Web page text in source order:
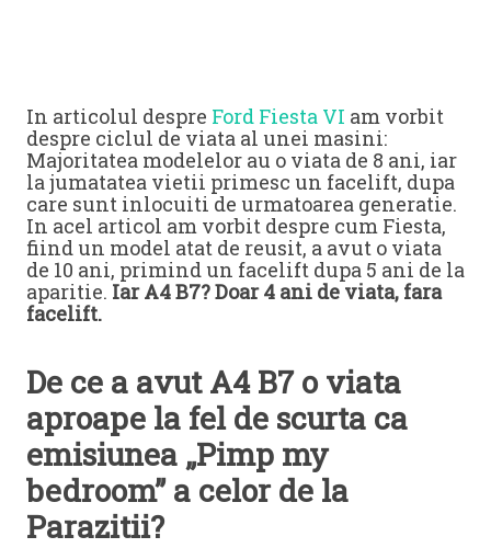
In articolul despre Ford Fiesta VI am vorbit
despre ciclul de viata al unei masini:
Majoritatea modelelor au o viata de 8 ani, iar
la jumatatea vietii primesc un facelift, dupa
care sunt inlocuiti de urmatoarea generatie.
In acel articol am vorbit despre cum Fiesta,
fiind un model atat de reusit, a avut o viata
de 10 ani, primind un facelift dupa 5 ani de la
aparitie. Iar A4 B7? Doar 4 ani de viata, fara
facelift.
De ce a avut A4 B7 o viata
aproape la fel de scurta ca
emisiunea „Pimp my
bedroom” a celor de la
Parazitii?